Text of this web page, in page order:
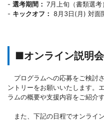
- 選考期間： 7月上旬（書類選考
- キックオフ： 8月3日(月) 対面
■オンライン説明会
プログラムへの応募をご検討
ントリーをお願いいたします。
ラムの概要や支援内容をご紹介
また、下記の日程でオンライ